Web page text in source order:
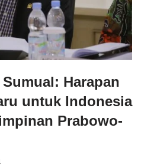
Harapan
untuk Indonesia
Prabowo-